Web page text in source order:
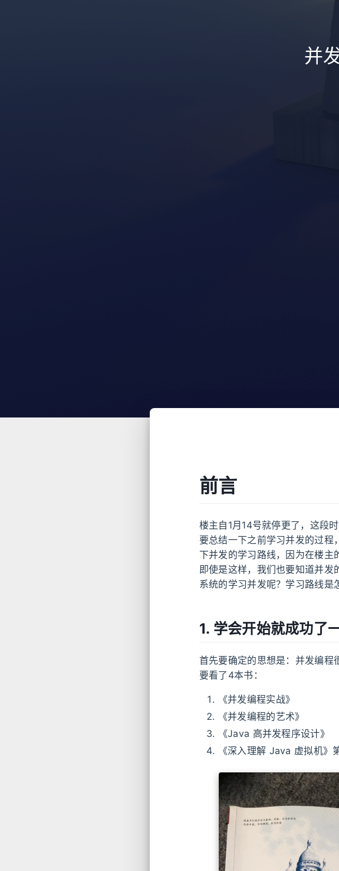
并
前言
楼主自1月14号就停更了，这段
要总结一下之前学习并发的过程
下并发的学习路线，因为在楼主
即使是这样，我们也要知道并
系统的学习并发呢？学习路线是
1. 学会开始就成功了
首先要确定的思想是：并发编程
要看了4本书：
《并发编程实战》
《并发编程的艺术》
《Java 高并发程序设计》
《深入理解 Java 虚拟机》